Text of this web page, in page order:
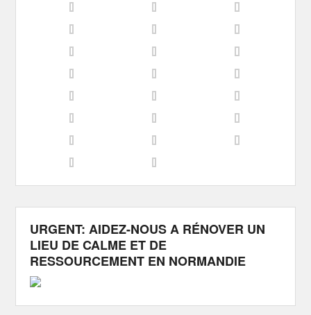
URGENT: AIDEZ-NOUS A RÉNOVER UN
LIEU DE CALME ET DE
RESSOURCEMENT EN NORMANDIE